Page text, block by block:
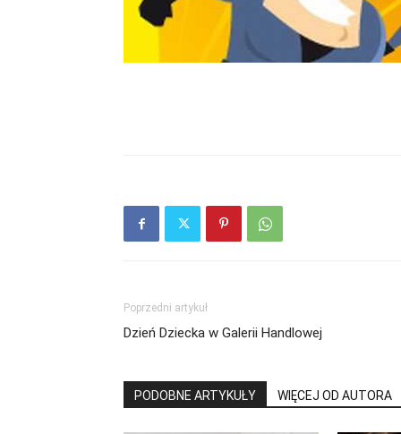
Poprzedni artykuł
Dzień Dziecka w Galerii Handlowej
PODOBNE ARTYKUŁY WIĘCEJ OD AUTORA